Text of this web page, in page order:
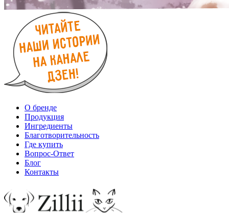
О бренде
Продукция
Ингредиенты
Благотворительность
Где купить
Вопрос-Ответ
Блог
Контакты